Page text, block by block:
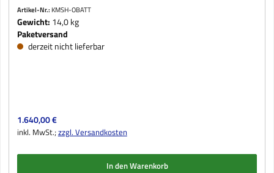
Artikel-Nr.: KMSH-OBATT
Gewicht: 14,0 kg
Paketversand
derzeit nicht lieferbar
Regulärer Preis:
1.640,00 €
inkl. MwSt.;zzgl. Versandkosten
In den Warenkorb